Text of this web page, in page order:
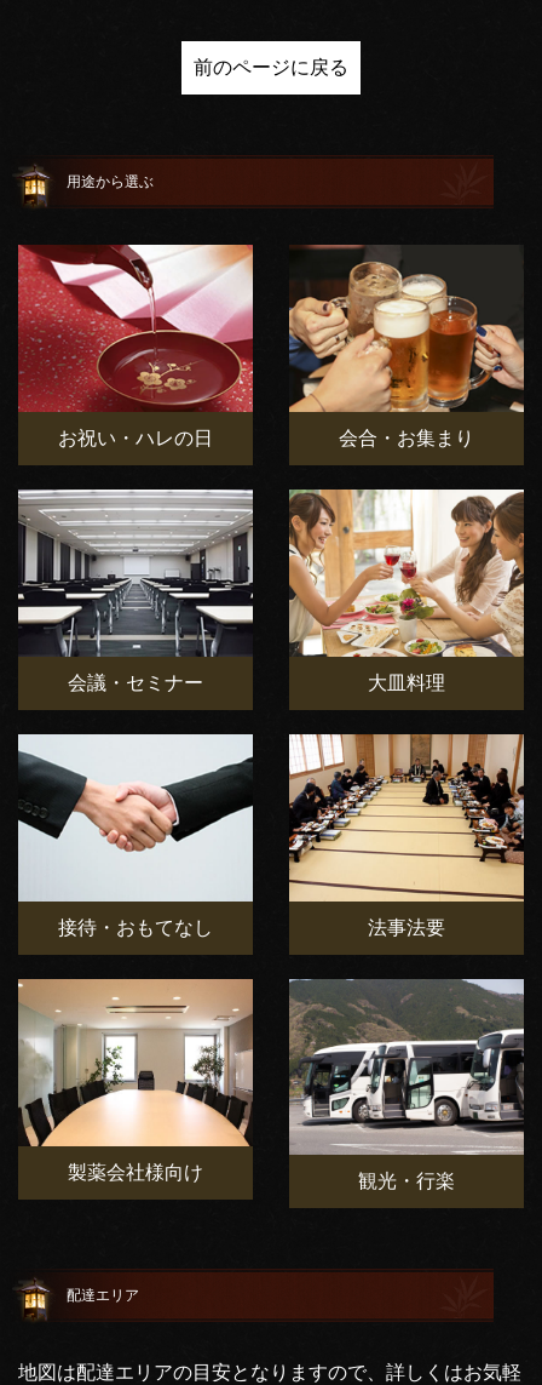
前のページに戻る
用途から選ぶ
お祝い・ハレの日 会合・お集まり
会議・セミナー 大皿料理
接待・おもてなし 法事法要
製薬会社様向け 観光・行楽
配達エリア
地図は配達エリアの目安となりますので、詳しくはお気軽